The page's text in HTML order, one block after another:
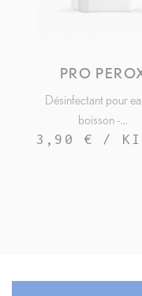
PRO
Désinfectant pour
boisson -...
3,90 € /
APERÇU